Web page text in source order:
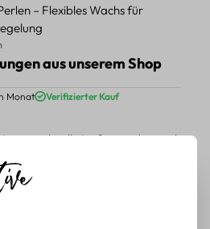
– Flexibles Wachs für
aus unserem Shop
von 5 von 5 Sternen
Monat Verifizierter Kauf
schnelle Lieferung, kann ich
Motiven